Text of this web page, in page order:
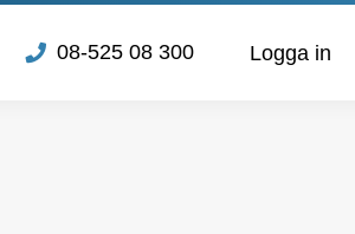
08-525 08 300 Logga in